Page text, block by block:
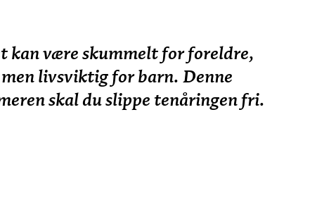
kan være skummelt for foreldre,
men livsviktig for barn. Denne
skal du slippe tenåringen fri.